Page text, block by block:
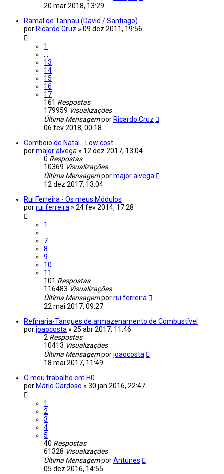
20 mar 2018, 13:29
Ramal de Tannau (David / Santiago)
por Ricardo Cruz » 09 dez 2011, 19:56
1
13
14
15
16
17
161 Respostas
179959 Visualizações
Última Mensagempor Ricardo Cruz
06 fev 2018, 00:18
Comboio de Natal - Low cost
pormajor alvega » 12 dez 2017, 13:04
0 Respostas
10369 Visualizações
Última Mensagempormajor alvega
12 dez 2017, 13:04
Rui Ferreira - Os meus Módulos
porrui ferreira » 24 fev 2014, 17:28
1
7
8
9
10
11
101 Respostas
116483 Visualizações
Última Mensagemporrui ferreira
22 mai 2017, 09:27
Refinaria-Tanques de armazenamento de Combustível
porjoaocosta » 25 abr 2017, 11:46
2 Respostas
10413 Visualizações
Última Mensagemporjoaocosta
18 mai 2017, 11:49
O meu trabalho em H0
por Mário Cardoso » 30 jan 2016, 22:47
1
2
3
4
5
40 Respostas
61328 Visualizações
Última MensagemporAntunes
05 dez 2016, 14:55